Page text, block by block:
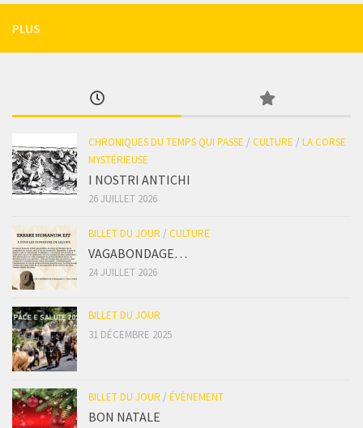
PLUS
CHRONIQUES DU TEMPS QUI PASSE / CULTURE / LA CORSE
MYSTÉRIEUSE
I NOSTRI ANTICHI
26 JUILLET 2026
BILLET DU JOUR / CULTURE
VAGABONDAGE…
24 JUILLET 2026
BILLET DU JOUR
31 DÉCEMBRE 2025
BILLET DU JOUR / ÉVÈNEMENT
BON NATALE